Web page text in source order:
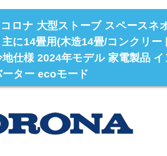
コロナ 大型ストーブ スペースネ
に14畳用(木造14畳/コンクリー
仕様 2024年モデル 家電製品 イ
ーター ecoモード